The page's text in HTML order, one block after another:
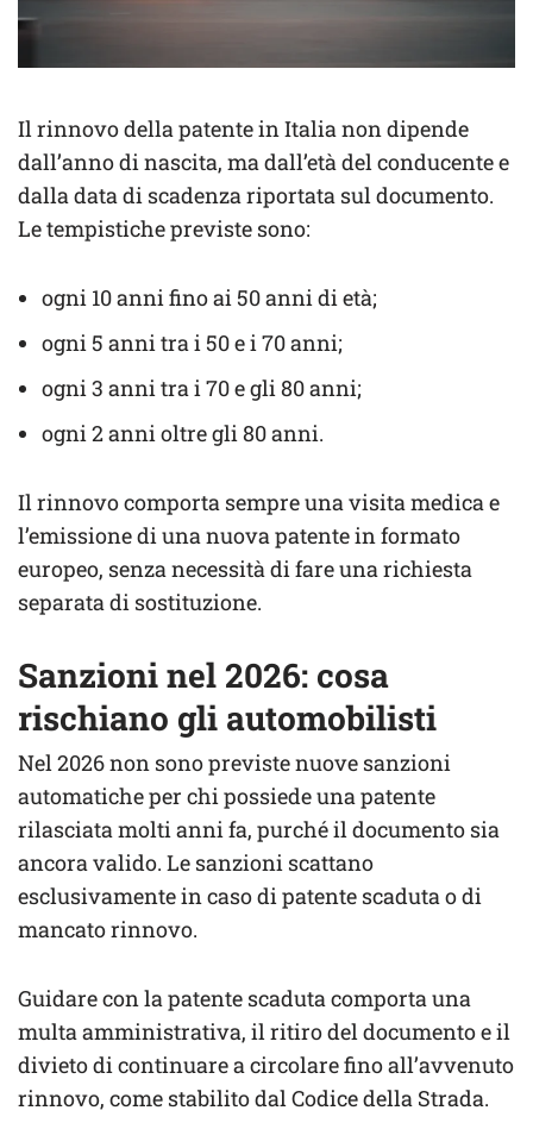
Il rinnovo della patente in Italia non dipende
dall’anno di nascita, ma dall’età del conducente e
dalla data di scadenza riportata sul documento.
Le tempistiche previste sono:
ogni 10 anni fino ai 50 anni di età;
ogni 5 anni tra i 50 e i 70 anni;
ogni 3 anni tra i 70 e gli 80 anni;
ogni 2 anni oltre gli 80 anni.
Il rinnovo comporta sempre una visita medica e
l’emissione di una nuova patente in formato
europeo, senza necessità di fare una richiesta
separata di sostituzione.
Sanzioni nel 2026: cosa
rischiano gli automobilisti
Nel 2026 non sono previste nuove sanzioni
automatiche per chi possiede una patente
rilasciata molti anni fa, purché il documento sia
ancora valido. Le sanzioni scattano
esclusivamente in caso di patente scaduta o di
mancato rinnovo.
Guidare con la patente scaduta comporta una
multa amministrativa, il ritiro del documento e il
divieto di continuare a circolare fino all’avvenuto
rinnovo, come stabilito dal Codice della Strada.